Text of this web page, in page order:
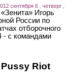
сентября 6 , четверг ,
Игорь
России по
отборочного
- с командами
Riot